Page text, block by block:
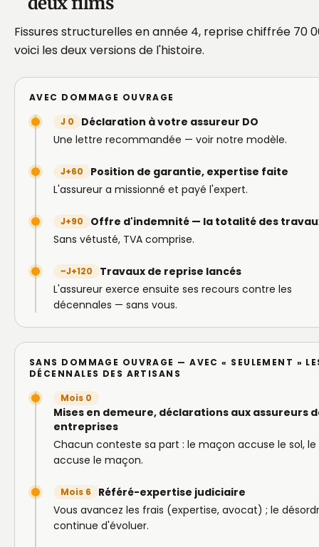
Fissures structurelles en année 4, reprise chiffrée 70
voici les deux versions de l'histoire.
AVEC DOMMAGE OUVRAGE
J 0
Déclaration à votre assureur DO
Une lettre recommandée — voir notre modèle.
J+60
Position de garantie, expertise faite
L'assureur a missionné et payé l'expert.
J+90
Offre d'indemnité — la totalité des
Sans vétusté, TVA comprise.
~J+120
Travaux de reprise lancés
L'assureur exerce ensuite ses recours contre les
décennales — sans vous.
SANS DOMMAGE OUVRAGE — AVEC « SEULEMENT »
DÉCENNALES DES ARTISANS
Mois 0
Mises en demeure, déclarations aux assureurs
entreprises
Chacun conteste sa part : le maçon accuse le sol, le
accuse le maçon.
Mois 6
Référé-expertise judiciaire
Vous avancez les frais (expertise, avocat) ; le
continue d'évoluer.